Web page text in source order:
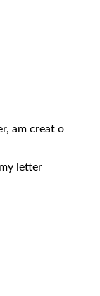
am creat o
letter